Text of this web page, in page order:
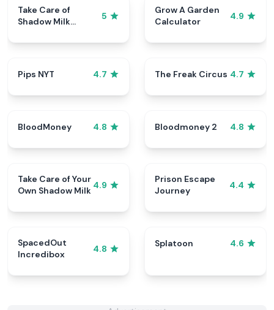
Take Care of
Shadow Milk
5
Grow A Garden
Calculator
4.9
Pips NYT 4.7 The Freak Circus 4.7
BloodMoney 4.8 Bloodmoney 2 4.8
Take Care of Your
Own Shadow Milk 4.9
Prison Escape
Journey
4.4
SpacedOut
Incredibox
4.8
Splatoon 4.6